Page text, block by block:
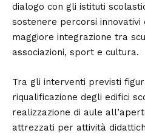
dialogo con gli istituti
sostenere percorsi innovativi
maggiore integrazione tra
associazioni, sport e cultura.
Tra gli interventi previsti
riqualificazione degli edifici
realizzazione di aule
attrezzati per attività